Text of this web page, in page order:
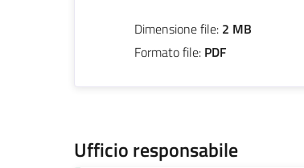
Dimensione file: 2 MB
Formato file: PDF
Ufficio responsabile